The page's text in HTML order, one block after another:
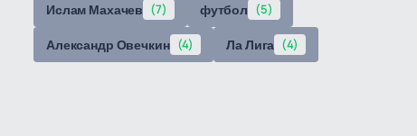
Ислам Махачев (7) футбол (5)
Александр Овечкин (4) Ла Лига (4)